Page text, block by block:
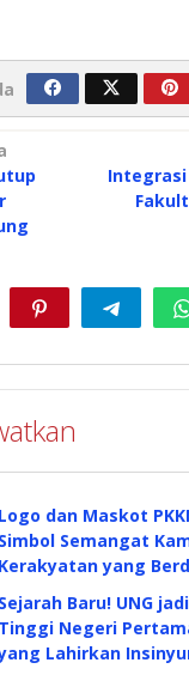
Logo dan Maskot
Simbol Semangat
Kerakyatan yang
Sejarah Baru! UNG
Tinggi Negeri
Lahirkan